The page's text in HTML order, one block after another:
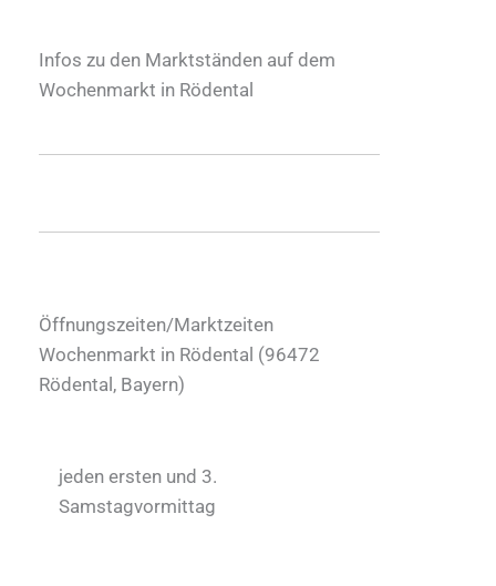
Infos zu den Marktständen auf dem
Wochenmarkt in Rödental
Öffnungszeiten/Marktzeiten
Wochenmarkt in Rödental (96472
Rödental, Bayern)
jeden ersten und 3.
Samstagvormittag